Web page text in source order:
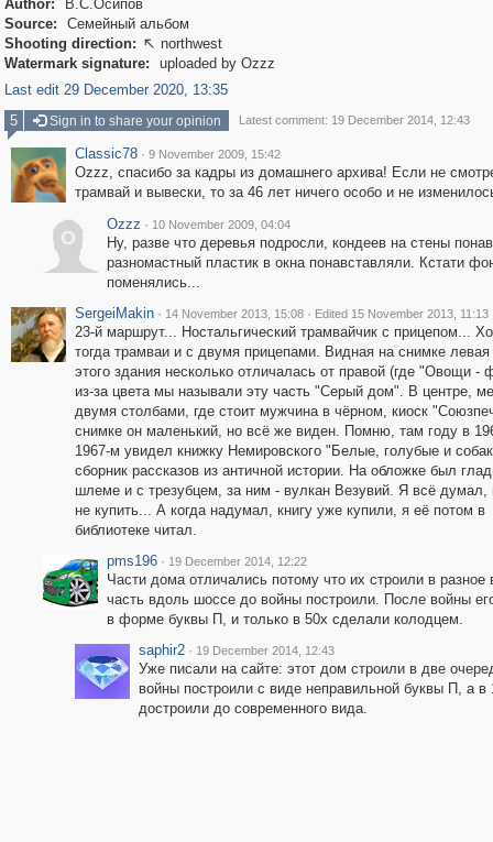
Author:
В.С.Осипов
Source:
Семейный альбом
Shooting direction:  northwest
Watermark signature:
uploaded by Ozzz
Last edit 29 December 2020, 13:35
5
Sign in to share your opinion Latest comment: 19 December 2014, 12:43
Classic78 · 9 November 2009, 15:42
Ozzz, спасибо за кадры из домашнего архива! Если не
трамвай и вывески, то за 46 лет ничего особо и не
O
Ozzz · 10 November 2009, 04:04
Ну, разве что деревья подросли, кондеев на стены
разномастный пластик в окна понавставляли. Кстати
поменялись...
SergeiMakin · 14 November 2013, 15:08 · Edited 15 November 2013, 11:13
23-й маршрут... Ностальгический трамвайчик с прицепом...
тогда трамваи и с двумя прицепами. Видная на снимке левая
этого здания несколько отличалась от правой (где "Овощи -
из-за цвета мы называли эту часть "Серый дом". В центре,
двумя столбами, где стоит мужчина в чёрном, киоск
снимке он маленький, но всё же виден. Помню, там году в
1967-м увидел книжку Немировского "Белые, голубые и
сборник рассказов из античной истории. На обложке был
шлеме и с трезубцем, за ним - вулкан Везувий. Я всё думал,
не купить... А когда надумал, книгу уже купили, я её потом в
библиотеке читал.
pms196 · 19 December 2014, 12:22
Части дома отличались потому что их строили в разное
часть вдоль шоссе до войны построили. После войны
в форме буквы П, и только в 50х сделали колодцем.
saphir2 · 19 December 2014, 12:43
Уже писали на сайте: этот дом строили в две
войны построили с виде неправильной буквы П, а в
достроили до современного вида.